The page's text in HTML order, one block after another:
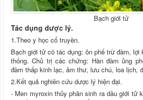
Bạch giới tử
Tác dụng dược lý.
1.Theo y học cổ truyền.
Bạch giới tử có tác dụng: ôn phế trừ đàm,
thống. Chủ trị các chứng: Hàn đàm ủng
đàm thấp kinh lạc, âm thư, lưu chú, loa lịch,
2.Kết quả nghiên cứu dược lý hiện đại.
- Men myroxin thủy phân sinh ra dầu giới tử